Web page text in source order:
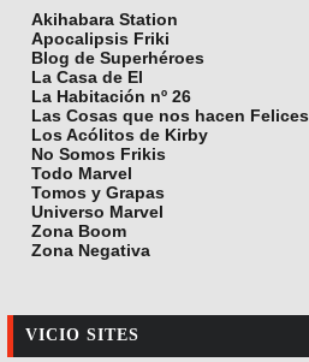
Akihabara Station
Apocalipsis Friki
Blog de Superhéroes
La Casa de El
La Habitación nº 26
Las Cosas que nos hacen Felices
Los Acólitos de Kirby
No Somos Frikis
Todo Marvel
Tomos y Grapas
Universo Marvel
Zona Boom
Zona Negativa
VICIO SITES